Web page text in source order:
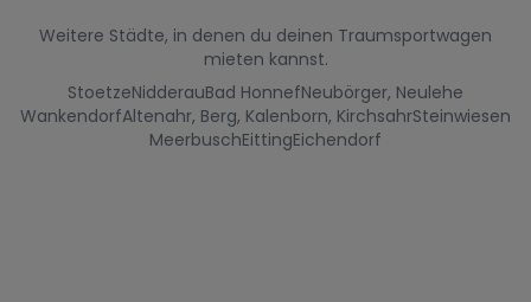
Weitere Städte, in denen du deinen Traumsportwagen
mieten kannst.
StoetzeNidderauBad HonnefNeubörger, Neulehe
WankendorfAltenahr, Berg, Kalenborn, KirchsahrSteinwiesen
MeerbuschEittingEichendorf